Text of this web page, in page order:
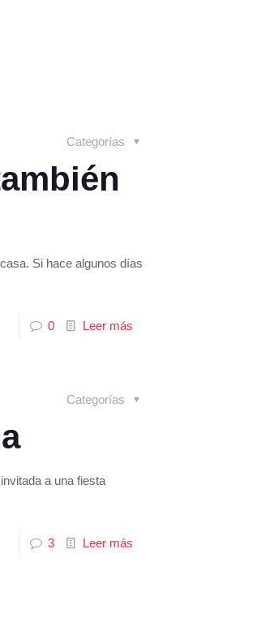
Categorías
Si hace algunos días
0 Leer más
Categorías
a una fiesta
3 Leer más